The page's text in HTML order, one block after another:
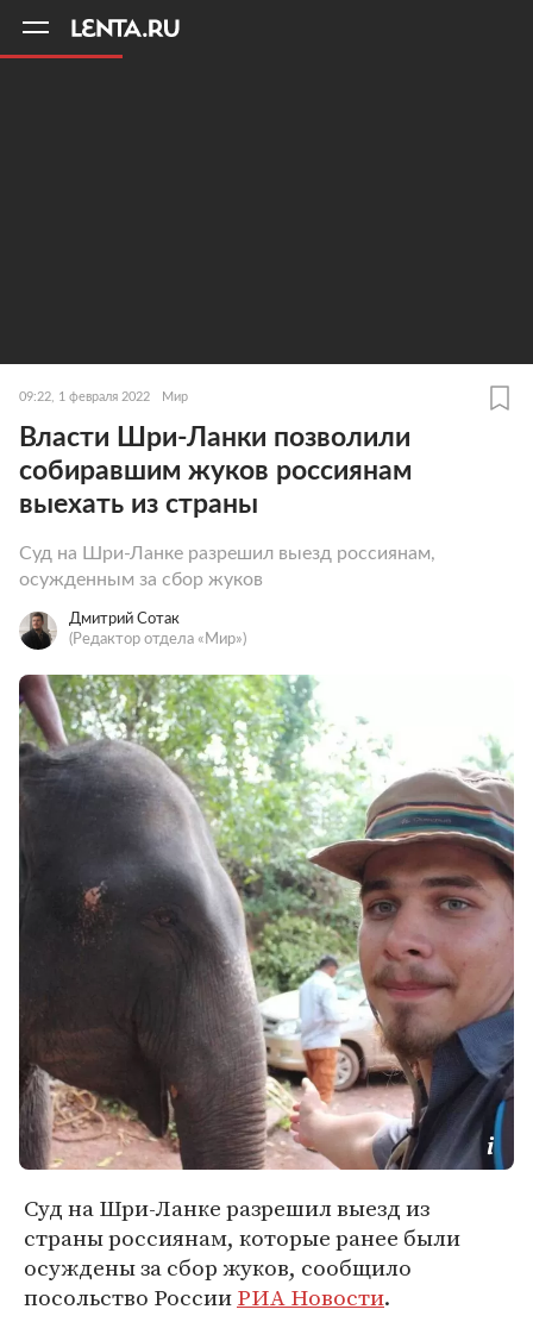
09:22, 1 февраля 2022 Мир
Власти Шри-Ланки позволили
собиравшим жуков россиянам
выехать из страны
Суд на Шри-Ланке разрешил выезд россиянам,
осужденным за сбор жуков
Дмитрий Сотак
(Редактор отдела «Мир»)
Суд на Шри-Ланке разрешил выезд из
страны россиянам, которые ранее были
осуждены за сбор жуков, сообщило
посольство РоссииРИА Новости.